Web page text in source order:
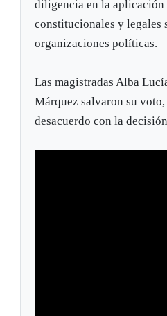
diligencia en la aplicación
constitucionales y legales
organizaciones políticas.
Las magistradas Alba
Márquez salvaron su
desacuerdo con la